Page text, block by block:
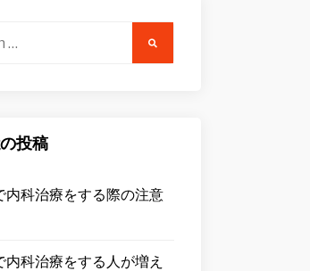
投稿
内科治療をする際の注意
内科治療をする人が増え